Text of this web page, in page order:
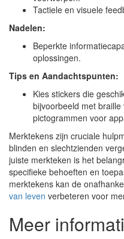
Tactiele en visuele
Nadelen:
Beperkte
oplossingen.
Tips en Aandachtspunten:
Kies stickers die
bijvoorbeeld met
pictogrammen voor
Merktekens zijn cruciale
blinden en slechtzienden
juiste merkteken is het
specifieke behoeften en
merktekens kan de
van leven verbeteren voor
Meer